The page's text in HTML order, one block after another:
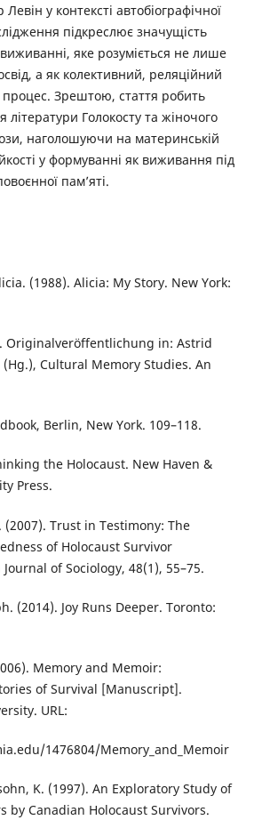
у контексті автобіографічної
підкреслює значущість
яке розуміється не лише
а як колективний, реляційний
Зрештою, стаття робить
літератури Голокосту та жіночого
наголошуючи на материнській
у формуванні як виживання під
пам’яті.
(1988). Alicia: My Story. New York:
Originalveröffentlichung in: Astrid
Cultural Memory Studies. An
Berlin, New York. 109–118.
the Holocaust. New Haven &
Press.
(2007). Trust in Testimony: The
of Holocaust Survivor
of Sociology, 48(1), 55–75.
(2014). Joy Runs Deeper. Toronto:
Memory and Memoir:
of Survival [Manuscript].
URL:
1476804/Memory_and_Memoir
K. (1997). An Exploratory Study of
by Canadian Holocaust Survivors.